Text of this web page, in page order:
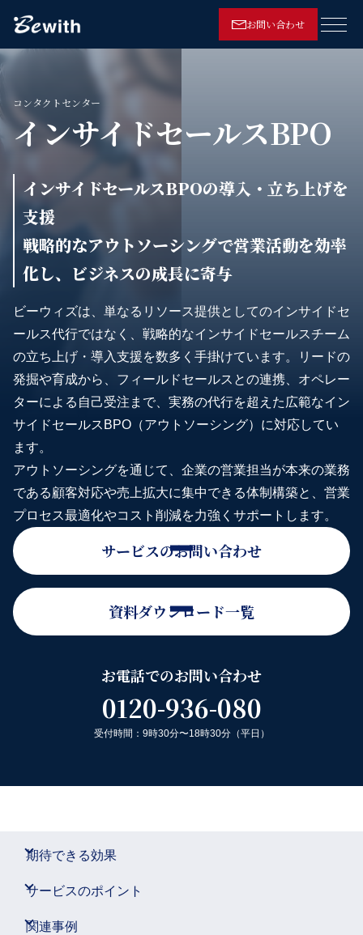
お問い合わせ
メニ
インサイドセールスBPO
コンタクトセンター
インサイドセールスBPOの導入・立ち上げを
支援
戦略的なアウトソーシングで営業活動を効率
化し、ビジネスの成長に寄与
ビーウィズは、単なるリソース提供としてのインサイドセ
ールス代行ではなく、戦略的なインサイドセールスチーム
の立ち上げ・導入支援を数多く手掛けています。リードの
発掘や育成から、フィールドセールスとの連携、オペレー
ターによる自己受注まで、実務の代行を超えた広範なイン
サイドセールスBPO（アウトソーシング）に対応してい
ます。
アウトソーシングを通じて、企業の営業担当が本来の業務
である顧客対応や売上拡大に集中できる体制構築と、営業
プロセス最適化やコスト削減を力強くサポートします。
サービスのお問い合わせ
資料ダウンロード一覧
お電話でのお問い合わせ
0120-936-080
受付時間：9時30分〜18時30分（平日）
期待できる効果
サービスのポイント
関連事例